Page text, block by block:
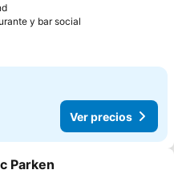
y bar social
Ver precios
a favoritos
Parken